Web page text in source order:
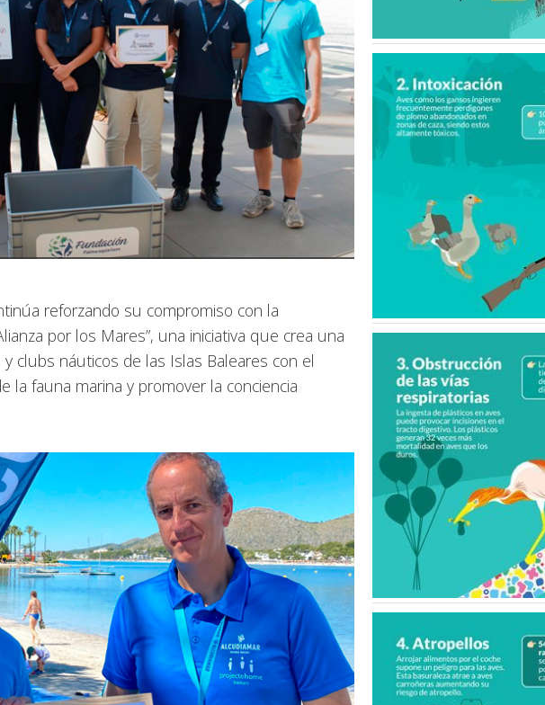
reforzando su compromiso con la
por los Mares”, una iniciativa que crea una
clubs náuticos de las Islas Baleares con el
la fauna marina y promover la conciencia